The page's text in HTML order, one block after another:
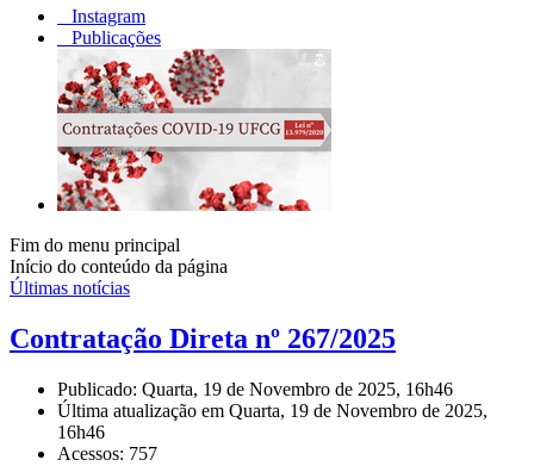
Instagram
Publicações
Fim do menu principal
Início do conteúdo da página
Últimas notícias
Contratação Direta nº 267/2025
Publicado: Quarta, 19 de Novembro de 2025, 16h46
Última atualização em Quarta, 19 de Novembro de 2025,
16h46
Acessos: 757